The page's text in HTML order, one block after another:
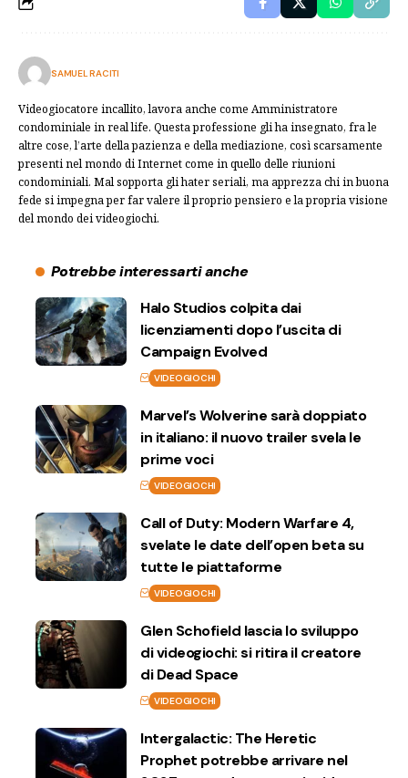
SAMUEL RACITI
Videogiocatore incallito, lavora anche come Amministratore
condominiale in real life. Questa professione gli ha insegnato, fra le
altre cose, l’arte della pazienza e della mediazione, così scarsamente
presenti nel mondo di Internet come in quello delle riunioni
condominiali. Mal sopporta gli hater seriali, ma apprezza chi in buona
fede si impegna per far valere il proprio pensiero e la propria visione
del mondo dei videogiochi.
Potrebbe interessarti anche
Halo Studios colpita dai
licenziamenti dopo l’uscita di
Campaign Evolved
VIDEOGIOCHI
Marvel’s Wolverine sarà doppiato
in italiano: il nuovo trailer svela le
prime voci
VIDEOGIOCHI
Call of Duty: Modern Warfare 4,
svelate le date dell’open beta su
tutte le piattaforme
VIDEOGIOCHI
Glen Schofield lascia lo sviluppo
di videogiochi: si ritira il creatore
di Dead Space
VIDEOGIOCHI
Intergalactic: The Heretic
Prophet potrebbe arrivare nel